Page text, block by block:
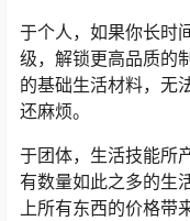
于个人，如果你长时
级，解锁更高品质的
的基础生活材料，无
还麻烦。
于团体，生活技能所
有数量如此之多的生
上所有东西的价格带